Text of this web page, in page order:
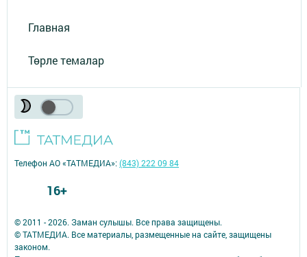
Главная
Төрле темалар
© 2011 - 2026. Заман сулышы. Все права защищены.
© ТАТМЕДИА. Все материалы, размещенные на сайте, защищены
законом.
Телефон АО «ТАТМЕДИА»:(843) 222 09 84
16+